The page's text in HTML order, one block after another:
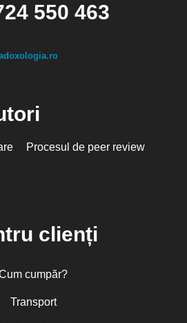
550 463
Procesul de peer review
clienți
cumpăr?
Transport